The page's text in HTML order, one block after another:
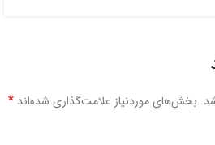
بخش‌های موردنیاز علامت‌گذاری شده‌اند *